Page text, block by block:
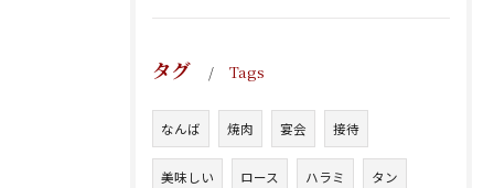
タグ Tags
なんば 焼肉 宴会 接待
美味しい ロース ハラミ タン